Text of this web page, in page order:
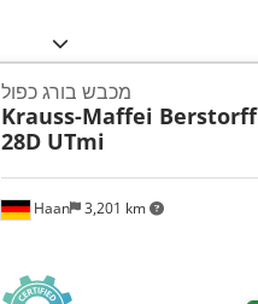
Haan 3,201 km
מכבש בורג כפול
Krauss-Maffei Berstorff
28D UTmi